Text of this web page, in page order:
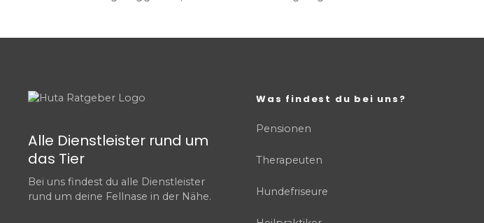
Alle Dienstleister rund um
das Tier
Bei uns findest du alle Dienstleister
rund um deine Fellnase in der Nähe.
Was findest du bei uns?
Pensionen
Therapeuten
Hundefriseure